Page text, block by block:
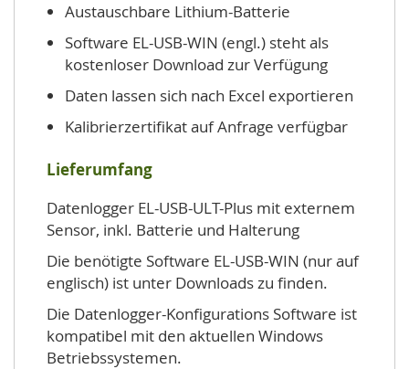
Austauschbare Lithium-Batterie
Software EL-USB-WIN (engl.) steht als
kostenloser Download zur Verfügung
Daten lassen sich nach Excel exportieren
Kalibrierzertifikat auf Anfrage verfügbar
Lieferumfang
Datenlogger EL-USB-ULT-Plus mit externem
Sensor, inkl. Batterie und Halterung
Die benötigte Software EL-USB-WIN (nur auf
englisch) ist unter Downloads zu finden.
Die Datenlogger-Konfigurations Software ist
kompatibel mit den aktuellen Windows
Betriebssystemen.